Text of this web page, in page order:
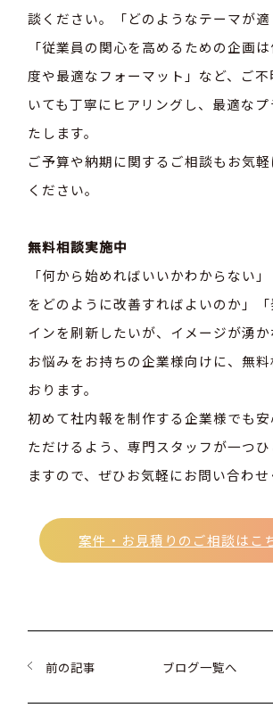
談ください。「どのようなテーマが適
「従業員の関心を高めるための企画
度や最適なフォーマット」など、ご
いても丁寧にヒアリングし、最適な
たします。
ご予算や納期に関するご相談もお気
ください。
無料相談実施中
「何から始めればいいかわからない
をどのように改善すればよいのか」
インを刷新したいが、イメージが湧
お悩みをお持ちの企業様向けに、無
おります。
初めて社内報を制作する企業様でも
ただけるよう、専門スタッフが一つ
ますので、ぜひお気軽にお問い合わせ
案件・お見積りのご相談はこ
前の記事 ブログ一覧へ